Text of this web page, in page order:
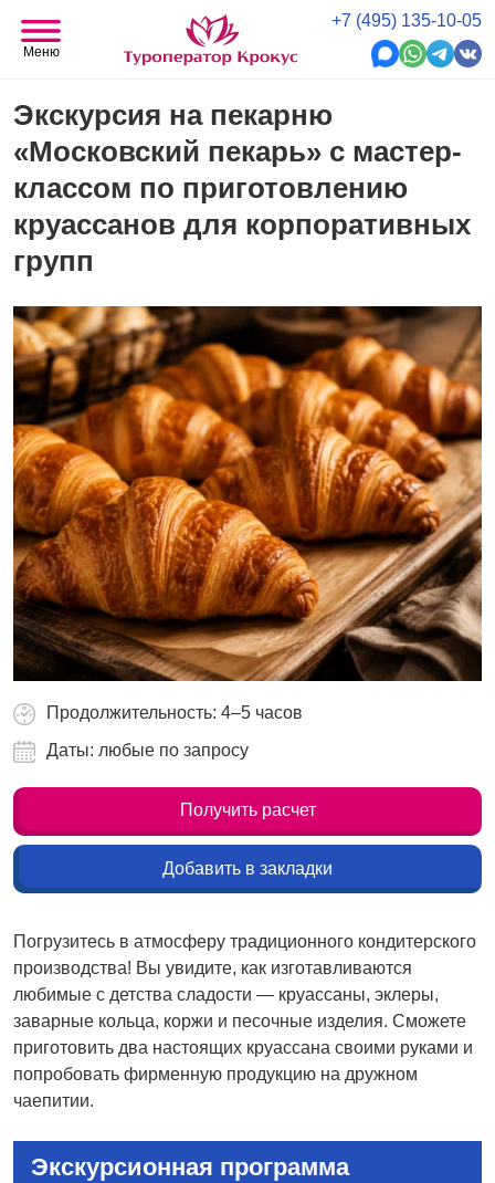
+7 (495) 135-10-05
Меню
Экскурсия на пекарню
«Московский пекарь» с мастер-
классом по приготовлению
круассанов для корпоративных
групп
Продолжительность: 4–5 часов
Даты: любые по запросу
Получить расчет
Добавить в закладки
Погрузитесь в атмосферу традиционного кондитерского
производства! Вы увидите, как изготавливаются
любимые с детства сладости — круассаны, эклеры,
заварные кольца, коржи и песочные изделия. Сможете
приготовить два настоящих круассана своими руками и
попробовать фирменную продукцию на дружном
чаепитии.
Экскурсионная программа